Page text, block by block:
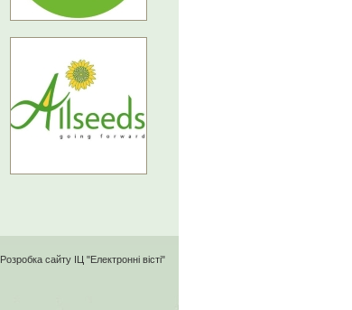
Розробка сайту ІЦ "Електронні вісті"